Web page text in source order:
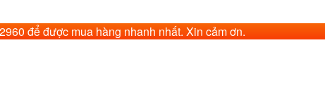
để được mua hàng nhanh nhất. Xin cảm ơn.